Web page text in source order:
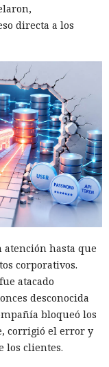
directa a los
atención hasta que
corporativos.
atacado
desconocida
bloqueó los
corrigió el error y
los clientes.